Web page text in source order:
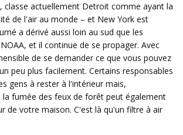
classe actuellement Detroit comme ayant la
de l'air au monde – et New York est
a dérivé aussi loin au sud que les
et il continue de se propager. Avec
de se demander ce que vous pouvez
peu plus facilement. Certains responsables
gens à rester à l'intérieur mais,
fumée des feux de forêt peut également
de votre maison. C'est là qu'un filtre à air